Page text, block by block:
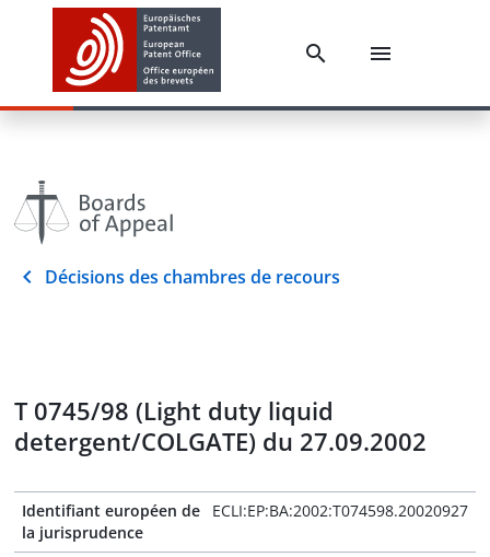
Décisions des chambres de recours
T 0745/98 (Light duty liquid
detergent/COLGATE) du 27.09.2002
Identifiant européen de
la jurisprudence
ECLI:EP:BA:2002:T074598.20020927